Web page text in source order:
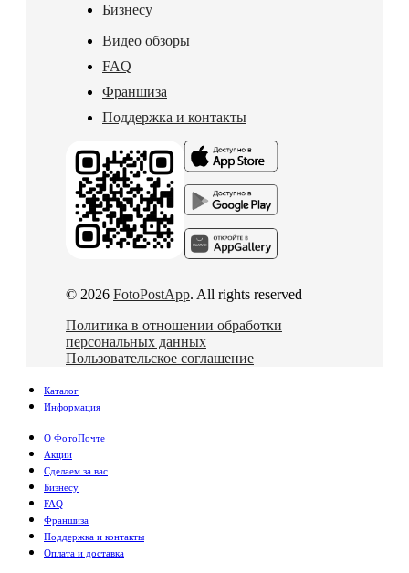
Бизнесу
Видео обзоры
FAQ
Франшиза
Поддержка и контакты
© 2026 FotoPostApp. All rights reserved
Политика в отношении обработки
персональных данных
Пользовательское соглашение
Каталог
Информация
О ФотоПочте
Акции
Сделаем за вас
Бизнесу
FAQ
Франшиза
Поддержка и контакты
Оплата и доставка